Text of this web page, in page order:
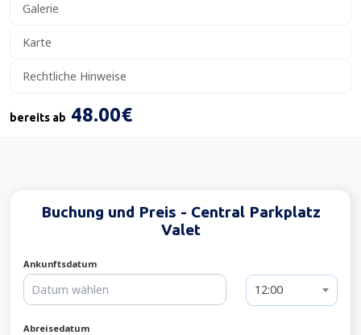
Galerie
Karte
Rechtliche Hinweise
bereits ab 48.00€
Buchung und Preis - Central Parkplatz
Valet
Ankunftsdatum
12:00
Abreisedatum